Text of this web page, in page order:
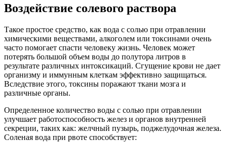
Воздействие солевого раствора
Такое простое средство, как вода с солью при отравлении
химическими веществами, алкоголем или токсинами очень
часто помогает спасти человеку жизнь. Человек может
потерять большой объем воды до полутора литров в
результате различных интоксикаций. Сгущение крови не дает
организму и иммунным клеткам эффективно защищаться.
Вследствие этого, токсины поражают ткани мозга и
различные органы.
Определенное количество воды с солью при отравлении
улучшает работоспособность желез и органов внутренней
секреции, таких как: желчный пузырь, поджелудочная железа.
Соленая вода при рвоте способствует: